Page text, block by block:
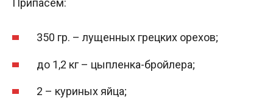
Припасем:
350 гр. – лущенных грецких орехов;
до 1,2 кг – цыпленка-бройлера;
2 – куриных яйца;